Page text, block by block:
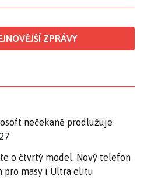
ZPRÁVY
nečekaně prodlužuje
o čtvrtý model. Nový telefon
pro masy i Ultra elitu